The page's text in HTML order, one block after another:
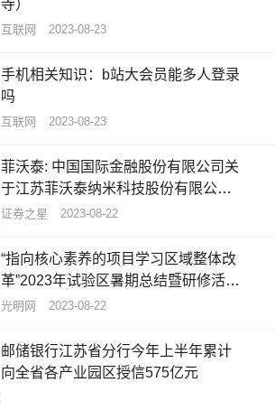
寺）
互联网 2023-08-23
手机相关知识：b站大会员能多人登录
吗
互联网 2023-08-23
菲沃泰: 中国国际金融股份有限公司关
于江苏菲沃泰纳米科技股份有限公司
使用暂时闲置募集资金进行现金管理
证券之星 2023-08-22
“指向核心素养的项目学习区域整体改
革”2023年试验区暑期总结暨研修活动
举办
光明网 2023-08-22
邮储银行江苏省分行今年上半年累计
向全省各产业园区授信575亿元